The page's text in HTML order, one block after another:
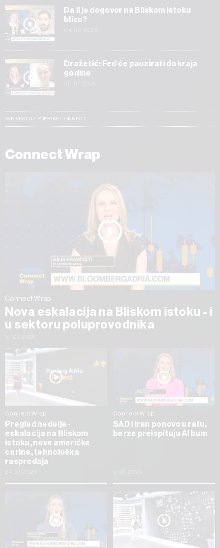
Da li je dogovor na Bliskom istoku
blizu?
Dražetić: Fed će pauzirati do kraja
godine
SVE VESTI IZ RUBRIKE CONNECT
Connect Wrap
Connect Wrap
Nova eskalacija na Bliskom istoku - i
u sektoru poluprovodnika
Connect Wrap
Pregled nedelje -
eskalacija na Bliskom
istoku, nove američke
carine, tehnološka
rasprodaja
Connect Wrap
SAD i Iran ponovo u ratu,
berze preispituju AI bum